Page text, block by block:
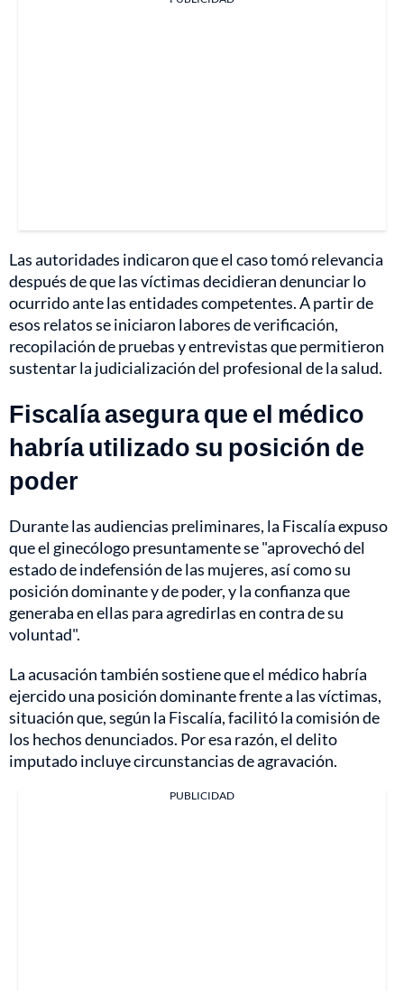
Las autoridades indicaron que el caso tomó relevancia
después de que las víctimas decidieran denunciar lo
ocurrido ante las entidades competentes. A partir de
esos relatos se iniciaron labores de verificación,
recopilación de pruebas y entrevistas que permitieron
sustentar la judicialización del profesional de la salud.
Fiscalía asegura que el médico
habría utilizado su posición de
poder
Durante las audiencias preliminares, la Fiscalía expuso
que el ginecólogo presuntamente se "aprovechó del
estado de indefensión de las mujeres, así como su
posición dominante y de poder, y la confianza que
generaba en ellas para agredirlas en contra de su
voluntad".
La acusación también sostiene que el médico habría
ejercido una posición dominante frente a las víctimas,
situación que, según la Fiscalía, facilitó la comisión de
los hechos denunciados. Por esa razón, el delito
imputado incluye circunstancias de agravación.
PUBLICIDAD